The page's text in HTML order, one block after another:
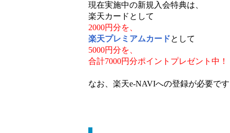
現在実施中の新規入会特典は、
楽天カードとして
2000円分を、
楽天プレミアムカードとして
5000円分を、
合計7000円分ポイントプレゼント中！
なお、楽天e-NAVIへの登録が必要で